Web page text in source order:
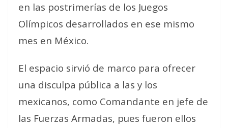
en las postrimerías de los Juegos
Olímpicos desarrollados en ese mismo
mes en México.
El espacio sirvió de marco para ofrecer
una disculpa pública a las y los
mexicanos, como Comandante en jefe de
las Fuerzas Armadas, pues fueron ellos